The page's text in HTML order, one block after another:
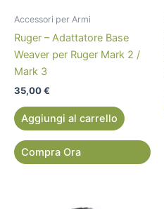
Accessori per Armi
Ruger – Adattatore Base
Weaver per Ruger Mark 2 /
Mark 3
35,00€
Aggiungi al carrello
Compra Ora